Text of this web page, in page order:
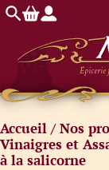
Épicerie
Accueil /Nos
Vinaigres et
à la salicorne